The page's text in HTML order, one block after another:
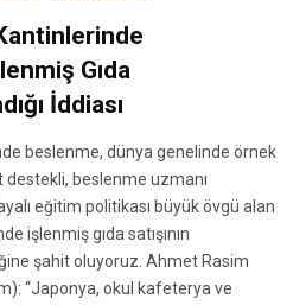
Gıda
İddiası
beslenme, dünya genelinde örnek
beslenme uzmanı
eğitim politikası büyük övgü alan
işlenmiş gıda satışının
şahit oluyoruz. Ahmet Rasim
“Japonya, okul kafeterya ve